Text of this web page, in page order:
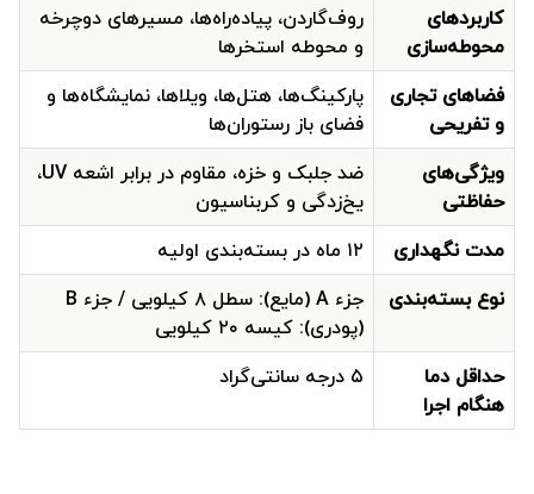
کاربردهای
محوطه‌سازی
روف‌گاردن، پیاده‌راه‌ها، مسیرهای دوچرخه
و محوطه استخرها
فضاهای تجاری
و تفریحی
پارکینگ‌ها، هتل‌ها، ویلاها، نمایشگاه‌ها و
فضای باز رستوران‌ها
ویژگی‌های
حفاظتی
ضد جلبک و خزه، مقاوم در برابر اشعه UV،
یخ‌زدگی و کربناسیون
مدت نگهداری
۱۲ ماه در بسته‌بندی اولیه
نوع بسته‌بندی
جزء A (مایع): سطل ۸ کیلویی / جزء B
(پودری): کیسه ۲۰ کیلویی
حداقل دما
هنگام اجرا
۵ درجه سانتی‌گراد